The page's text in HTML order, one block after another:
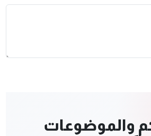
والموضوعات